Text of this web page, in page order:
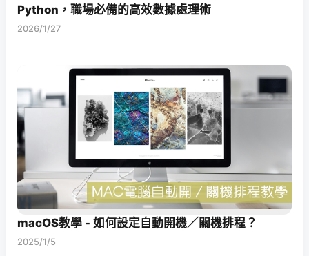
Python，職場必備的高效數據處理術
2026/1/27
macOS教學 - 如何設定自動開機／關機排程？
2025/1/5